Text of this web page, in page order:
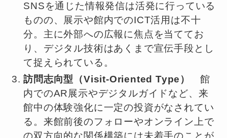
SNSを通じた情報発信は活発に行っている
ものの、展示や館内でのICT活用は不十
分。主に外部への広報に焦点を当ててお
り、デジタル技術はあくまで宣伝手段とし
て捉えられている。
訪問志向型（Visit-Oriented Type）
館
内でのAR展示やデジタルガイドなど、来
館中の体験強化に一定の投資がなされてい
る。来館前後のフォローやオンライン上で
の双方向的な関係構築には未着手のことが